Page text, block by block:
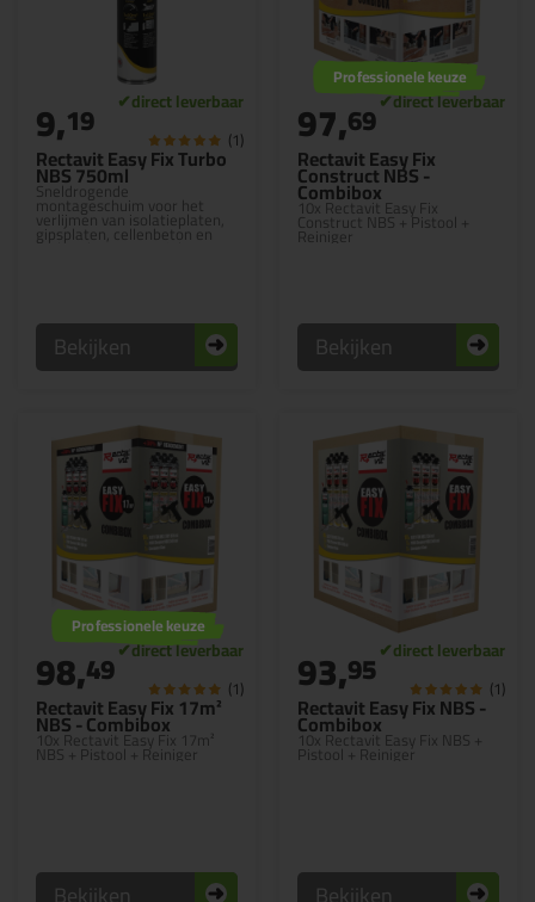
Rectavit Easy Fix Turbo
NBS 750ml
Sneldrogende
montageschuim voor het
verlijmen van isolatieplaten,
gipsplaten, cellenbeton en
andere bouwmaterialen
9,19 (1)
Bekijken
Rectavit Easy Fix
Construct NBS -
Combibox
10x Rectavit Easy Fix
Construct NBS + Pistool +
Reiniger
Professionele keuze
97,69
Bekijken
Rectavit Easy Fix 17m²
NBS - Combibox
10x Rectavit Easy Fix 17m²
NBS + Pistool + Reiniger
Professionele keuze
98,49 (1)
Rectavit Easy Fix NBS -
Combibox
10x Rectavit Easy Fix NBS +
Pistool + Reiniger
93,95 (1)